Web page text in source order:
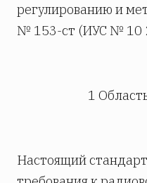
регулированию и
№ 153-ст (ИУС № 10
1
Настоящий